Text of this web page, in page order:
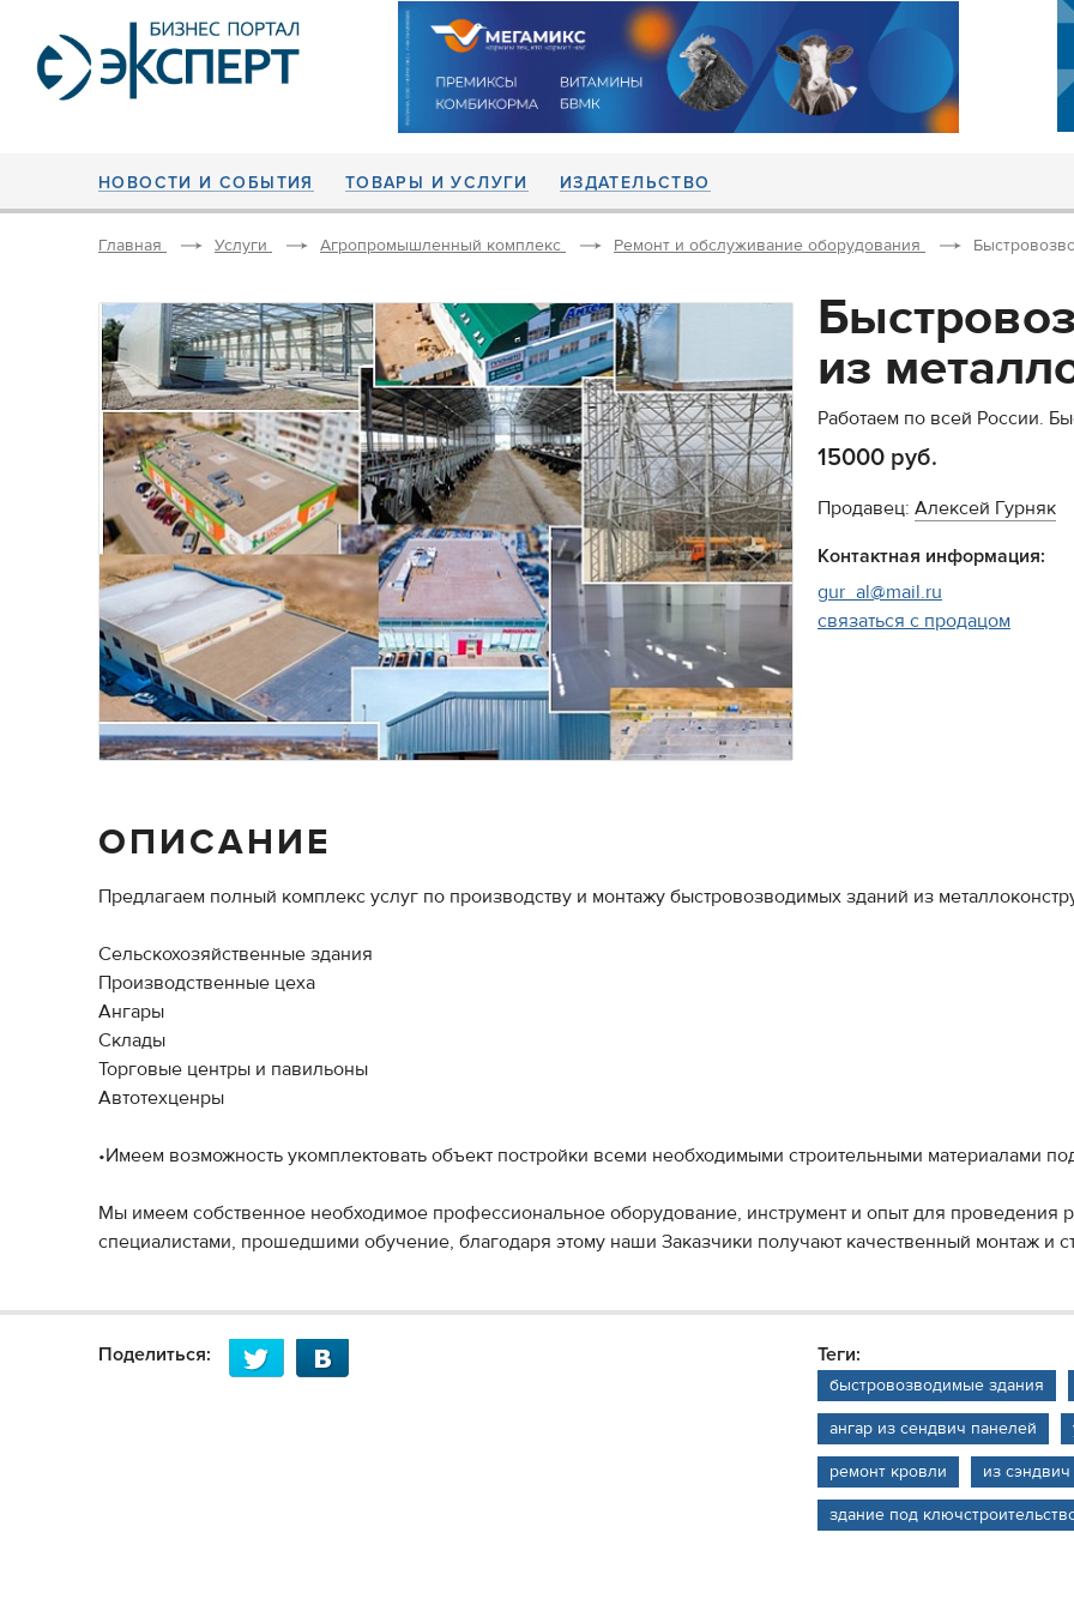
НОВОСТИ И СОБЫТИЯ ТОВАРЫ И УСЛУГИ ИЗДАТЕЛЬСТВО
Главная Услуги Агропромышленный комплекс Ремонт и обслуживание оборудования
из
Работаем по всей России.
15000 руб.
Продавец: Алексей Гурняк
Контактная информация:
gur_al@mail.ru
связаться с продацом
ОПИСАНИЕ
Предлагаем полный комплекс услуг по производству и монтажу быстровозводимых зданий из
Сельскохозяйственные здания
Производственные цеха
Ангары
Склады
Торговые центры и павильоны
Автотехценры
•Имеем возможность укомплектовать объект постройки всеми необходимыми строительными материалами
Мы имеем собственное необходимое профессиональное оборудование, инструмент и опыт для
специалистами, прошедшими обучение, благодаря этому наши Заказчики получают качественный монтаж и
Поделиться: Теги:
быстровозводимые здания
ангар из сендвич панелей
ремонт кровли
из
здание под